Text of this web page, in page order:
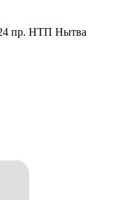
пр. НТП Нытва